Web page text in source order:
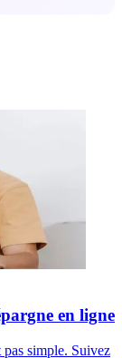
en ligne
simple. Suivez